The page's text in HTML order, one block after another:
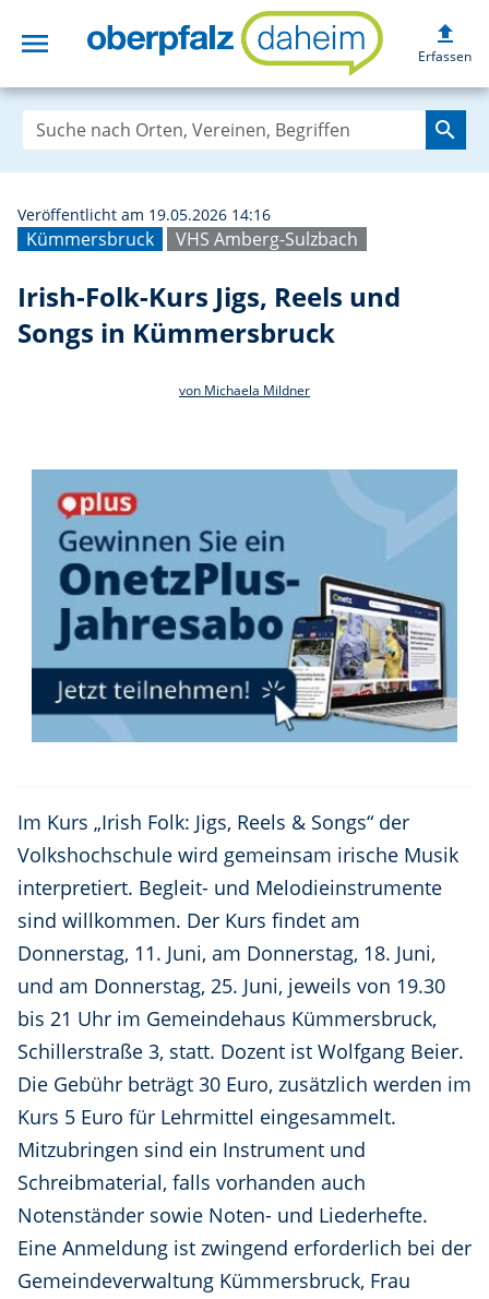
menu Irish-Folk-Kurs
upload
Erfassen
search
Kümmersbruck VHS Amberg-Sulzbach
Veröffentlicht am 19.05.2026 14:16
Irish-Folk-Kurs Jigs, Reels und
Songs in Kümmersbruck
von Michaela Mildner
Im Kurs „Irish Folk: Jigs, Reels & Songs“ der
Volkshochschule wird gemeinsam irische Musik
interpretiert. Begleit- und Melodieinstrumente
sind willkommen. Der Kurs findet am
Donnerstag, 11. Juni, am Donnerstag, 18. Juni,
und am Donnerstag, 25. Juni, jeweils von 19.30
bis 21 Uhr im Gemeindehaus Kümmersbruck,
Schillerstraße 3, statt. Dozent ist Wolfgang Beier.
Die Gebühr beträgt 30 Euro, zusätzlich werden im
Kurs 5 Euro für Lehrmittel eingesammelt.
Mitzubringen sind ein Instrument und
Schreibmaterial, falls vorhanden auch
Notenständer sowie Noten- und Liederhefte.
Eine Anmeldung ist zwingend erforderlich bei der
Gemeindeverwaltung Kümmersbruck, Frau